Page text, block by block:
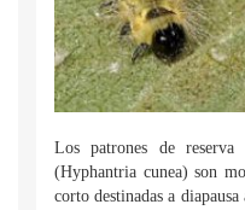
Los patrones de reserva
(Hyphantria cunea) son
corto destinadas a